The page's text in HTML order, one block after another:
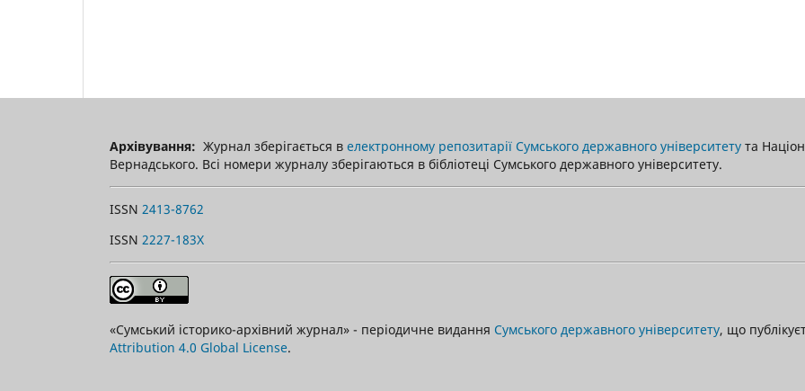
Архівування: Журнал зберігається в електронному репозитарії Сумського державного університету та
Вернадського. Всі номери журналу зберігаються в бібліотеці Сумського державного університету.
ISSN 2413-8762
ISSN 2227-183X
«Сумський історико-архівний журнал» - періодичне видання Сумського державного університету, що
Attribution 4.0 Global License.